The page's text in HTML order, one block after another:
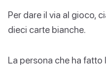
Per dare il via al gioco,
dieci carte bianche.
La persona che ha